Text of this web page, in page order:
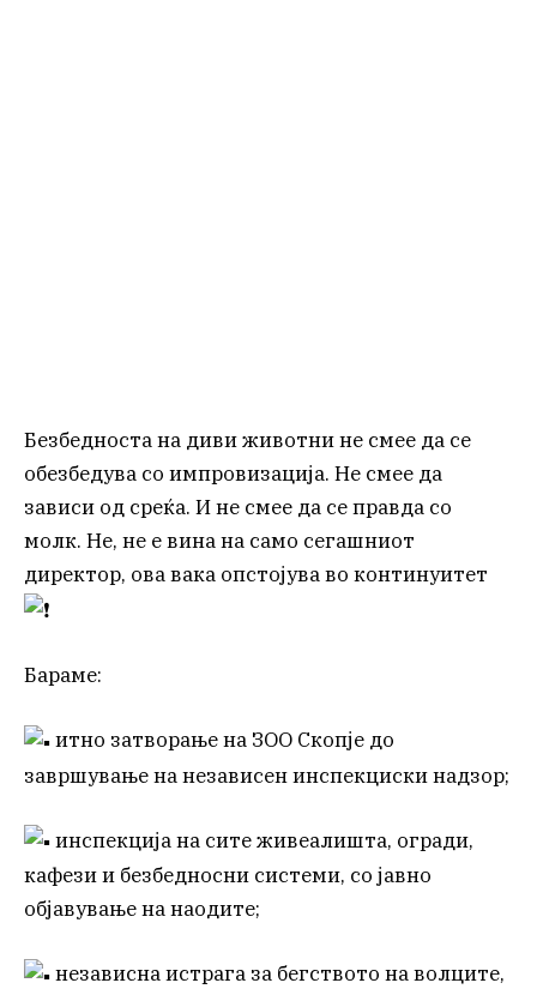
Безбедноста на диви животни не смее да се
обезбедува со импровизација. Не смее да
зависи од среќа. И не смее да се правда со
молк. Не, не е вина на само сегашниот
директор, ова вака опстојува во континуитет
Бараме:
итно затворање на ЗОО Скопје до
завршување на независен инспекциски надзор;
инспекција на сите живеалишта, огради,
кафези и безбедносни системи, со јавно
објавување на наодите;
независна истрага за бегството на волците,